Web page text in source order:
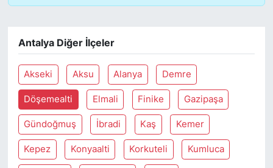
Antalya Diğer İlçeler
Akseki Aksu Alanya Demre
Döşemealti Elmali Finike Gazipaşa
Gündoğmuş İbradi Kaş Kemer
Kepez Konyaalti Korkuteli Kumluca